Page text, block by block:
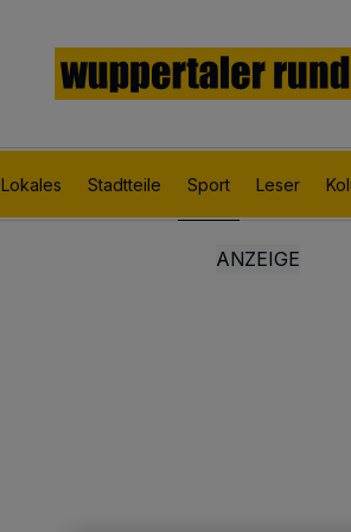
Lokales Stadtteile Sport Leser